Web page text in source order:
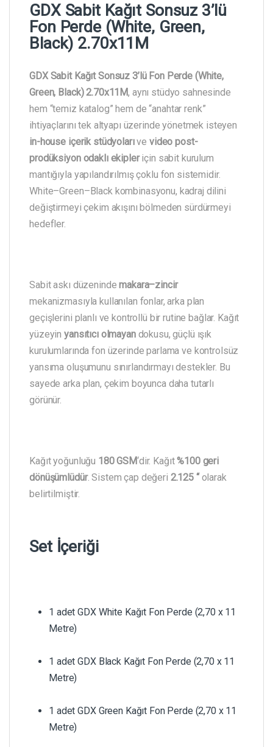
GDX Sabit Kağıt Sonsuz 3’lü
Fon Perde (White, Green,
Black) 2.70x11M
GDX Sabit Kağıt Sonsuz 3’lü Fon Perde (White,
Green, Black) 2.70x11M, aynı stüdyo sahnesinde
hem “temiz katalog” hem de “anahtar renk”
ihtiyaçlarını tek altyapı üzerinde yönetmek isteyen
in-house içerik stüdyolarıvevideo post-
prodüksiyon odaklı ekipleriçin sabit kurulum
mantığıyla yapılandırılmış çoklu fon sistemidir.
White–Green–Black kombinasyonu, kadraj dilini
değiştirmeyi çekim akışını bölmeden sürdürmeyi
hedefler.
Sabit askı düzenindemakara–zincir
mekanizmasıyla kullanılan fonlar, arka plan
geçişlerini planlı ve kontrollü bir rutine bağlar. Kağıt
yüzeyinyansıtıcı olmayandokusu, güçlü ışık
kurulumlarında fon üzerinde parlama ve kontrolsüz
yansıma oluşumunu sınırlandırmayı destekler. Bu
sayede arka plan, çekim boyunca daha tutarlı
görünür.
Kağıt yoğunluğu 180 GSM‘dir. Kağıt%100 geri
dönüşümlüdür. Sistem çap değeri 2.125 “olarak
belirtilmiştir.
Set İçeriği
1 adet GDX White Kağıt Fon Perde (2,70 x 11
Metre)
1 adet GDX Black Kağıt Fon Perde (2,70 x 11
Metre)
1 adet GDX Green Kağıt Fon Perde (2,70 x 11
Metre)